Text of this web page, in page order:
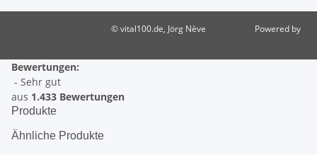
© vital100.de, Jörg Nève
Powered by
Bewertungen:
- Sehr gut
aus 1.433 Bewertungen
Produkte
Ähnliche Produkte